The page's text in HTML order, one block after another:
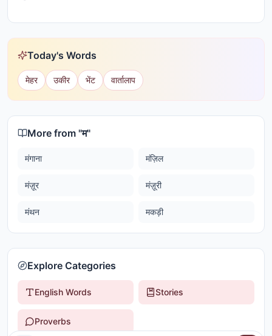
Today's Words
मेहर उकीर भेंट वार्तालाप
More from "म"
मंगाना मंज़िल
मंज़ूर मंज़ूरी
मंथन मकड़ी
Explore Categories
English Words Stories
Proverbs